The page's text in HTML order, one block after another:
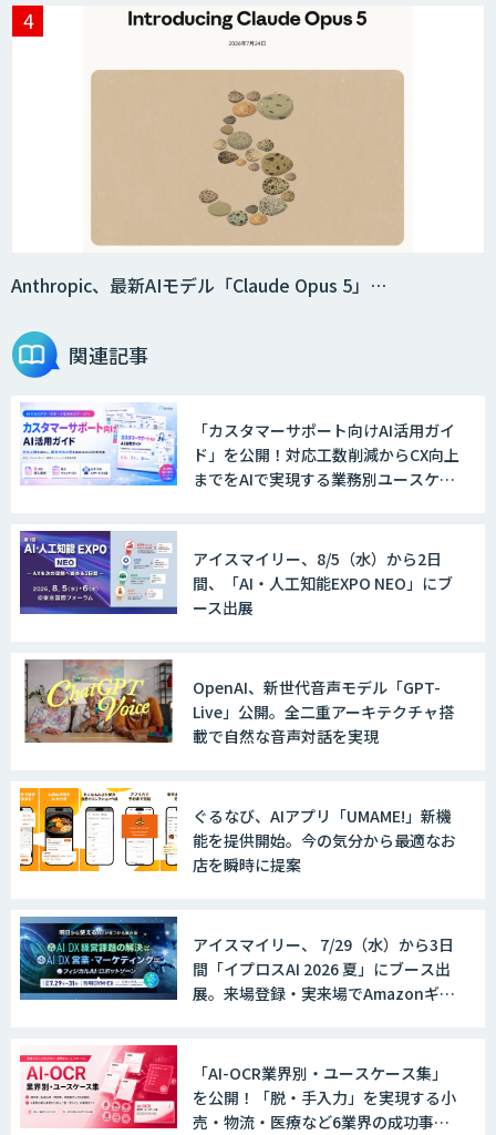
Anthropic、最新AIモデル「Claude Opus 5」…
関連記事
「カスタマーサポート向けAI活用ガイ
ド」を公開！対応工数削減からCX向上
までをAIで実現する業務別ユースケー
アイスマイリー、8/5（水）から2日
間、「AI・人工知能EXPO NEO」にブ
ース出展
OpenAI、新世代音声モデル「GPT-
Live」公開。全二重アーキテクチャ搭
載で自然な音声対話を実現
ぐるなび、AIアプリ「UMAME!」新機
能を提供開始。今の気分から最適なお
店を瞬時に提案
アイスマイリー、 7/29（水）から3日
間「イプロスAI 2026 夏」にブース出
展。来場登録・実来場でAmazonギフ
「AI-OCR業界別・ユースケース集」
を公開！「脱・手入力」を実現する小
売・物流・医療など6業界の成功事例